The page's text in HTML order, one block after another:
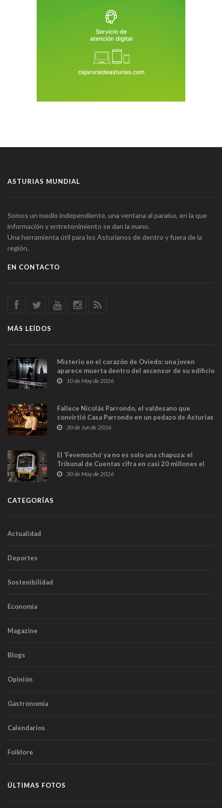
ASTURIAS MUNDIAL
Somos un medio independiente, una ventana al paraíso, en la que
información y entretenimiento se dan la mano.
Una herramienta útil para los Asturianos de dentro y fuera de la
región.
EN CONTACTO
MÁS LEÍDOS
Misterio en el corazón de Oviedo: una joven
aparece muerta dentro del ascensor de su edificio
y las cámaras captan sus últimos minutos
10 de May de 2026
Fallece Nicolás Parrondo, el valdesano que
convirtió Casa Parrondo en un pedazo de Asturias
en Madrid
30 de Jun de 2026
El ‘Fevemocho’ ya no es solo una chapuza: el
Tribunal de Cuentas cifra en casi 20 millones el
sobrecoste de los trenes que no cabían por los
30 de May de 2026
CATEGORÍAS
Actualidad
Deportes
Sostenibilidad
Economía
Magazine
Blogs
Opinión
Gastronomía
Calendarios
Folklore
ÚLTIMAS FOTOS